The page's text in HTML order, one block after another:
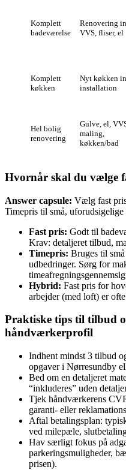
Komplett
badeværelse
Renovering
VVS, fliser, el
Komplett
køkken
Nyt køkken
installation
Hel bolig
renovering
Gulve, el,
maling,
køkken/bad
Hvornår skal du vælge
Answer capsule: Vælg fast
Timepris til små,
Fast pris: Godt til
Krav: detaljeret tilbud,
Timepris: Bruges til
udbedringer. Sørg for
Hybrid: Fast pris for
arbejder (med loft) er
Praktiske tips til tilbud
håndværkerprofil
Indhent mindst 3 tilbud
opgaver i Nørresundby
Bed om en detaljeret
“inkluderes” uden
Tjek håndværkerens
garanti- eller
Aftal betalingsplan:
ved milepæle,
Hav særligt fokus på
parkeringsmuligheder,
prisen).